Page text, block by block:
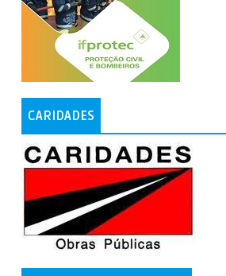
CARIDADES